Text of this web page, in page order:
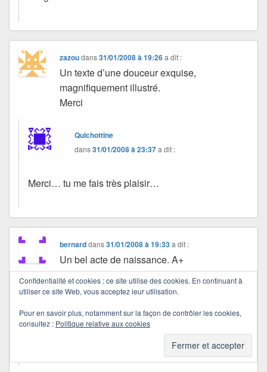
zazoudans31/01/2008 à 19:26 a dit :
Un texte d’une douceur exquise,
magnifiquement illustré.
Merci
Quichottine
dans31/01/2008 à 23:37a dit :
Merci… tu me fais très plaisir…
bernarddans31/01/2008 à 19:33 a dit :
Un bel acte de naissance. A+
Quichottine
Confidentialité et cookies : ce site utilise des cookies. En continuant à
utiliser ce site Web, vous acceptez leur utilisation.
Pour en savoir plus, notamment sur la façon de contrôler les cookies,
consultez : Politique relative aux cookies